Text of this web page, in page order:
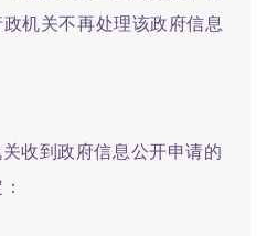
机关不再处理该政府信息
收到政府信息公开申请的